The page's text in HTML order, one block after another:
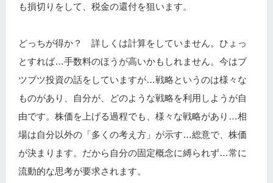
も損切りをして、税金の還付を狙います。
どっちが得か？ 詳しくは計算をしていません。ひょっ
とすれば…手数料のほうが高いかもしれません。今はブ
ツブツ投資の話をしていますが…戦略というのは様々な
ものがあり、自分が、どのような戦略を利用しようが自
由です。株価を上げる過程でも、様々な戦略があり…相
場は自分以外の「多くの考え方」が示す…総意で、株価
が決まります。だから自分の固定概念に縛られず…常に
流動的な思考が要求されます。